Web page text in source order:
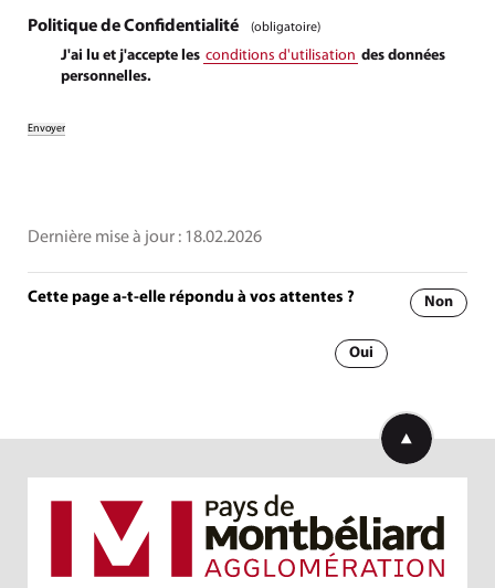
Politique de Confidentialité (obligatoire)
J'ai lu et j'accepte les conditions d'utilisation des données
personnelles.
Dernière mise à jour : 18.02.2026
Cette page a-t-elle répondu à vos attentes ? Non
Oui
Retourner en